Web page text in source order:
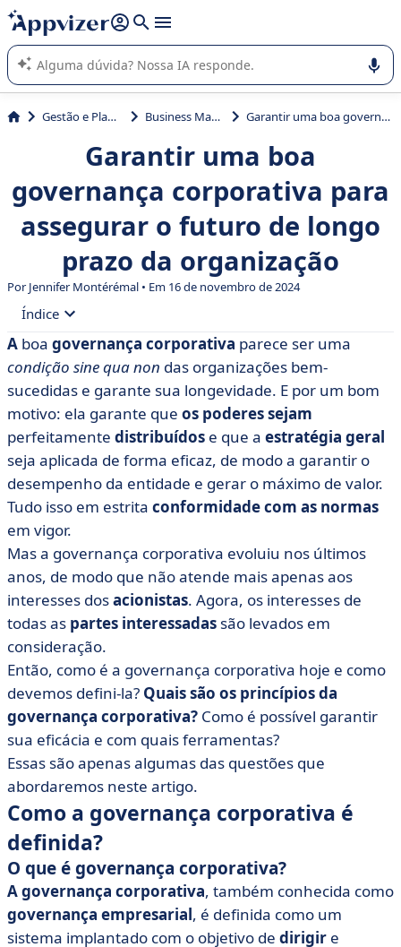
de nossa IA (várias linhas com
A IA do Appvizer o orienta no uso ou na seleção de software
SaaS para sua empresa.
Gestão e Planejamento Business Management Garantir uma boa governança corporativa para assegurar o futuro de longo prazo da organização
Garantir uma boa
governança corporativa para
assegurar o futuro de longo
prazo da organização
PorJennifer Montérémal • Em 16 de novembro de 2024
Índice
• Como a governança corporativa é definida?
• Quais são os princípios da boa governança
corporativa?
• Quais são os principais tipos de governança
corporativa?
• Quem são os participantes da governança
corporativa?
• Participações e objetivos da governança corporativa
• Como é possível implantar uma governança
corporativa eficaz?
• Quais são as ferramentas da governança corporativa?
• A governança corporativa em poucas palavras
A boa governança corporativa parece ser uma
condição sine qua non das organizações bem-
sucedidas e garante sua longevidade. E por um bom
motivo: ela garante que os poderes sejam
perfeitamente distribuídos e que a estratégia geral
seja aplicada de forma eficaz, de modo a garantir o
desempenho da entidade e gerar o máximo de valor.
Tudo isso em estrita conformidade com as normas
em vigor.
Mas a governança corporativa evoluiu nos últimos
anos, de modo que não atende mais apenas aos
interesses dosacionistas. Agora, os interesses de
todas as partes interessadas são levados em
consideração.
Então, como é a governança corporativa hoje e como
devemos defini-la? Quais são os princípios da
governança corporativa? Como é possível garantir
sua eficácia e com quais ferramentas?
Essas são apenas algumas das questões que
abordaremos neste artigo.
Como a governança corporativa é
definida?
O que é governança corporativa?
A governança corporativa, também conhecida como
governança empresarial, é definida como um
sistema implantado com o objetivo de dirigir e